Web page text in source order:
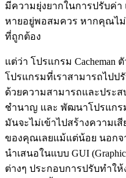
มีความยุ่งยากในการปรับค่า
หายอยู่พอสมควร หากคุณไม่
ที่ถูกต้อง
แต่ว่า โปรแกรม Cacheman
โปรแกรมที่เราสามารถไปป
ด้วยความสามารถและประ
ชำนาญ และ พัฒนาโปรแกร
มันจะไม่เข้าไปสร้างความเ
ของคุณเลยแม้แต่น้อย นอกจา
นำเสนอในแบบ GUI
ต่างๆ ประกอบการปรับทำใ